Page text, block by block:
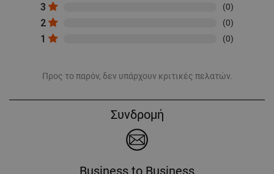
3 (0)
2 (0)
1 (0)
Προς το παρόν, δεν υπάρχουν κριτικές πελατών.
Συνδρομή